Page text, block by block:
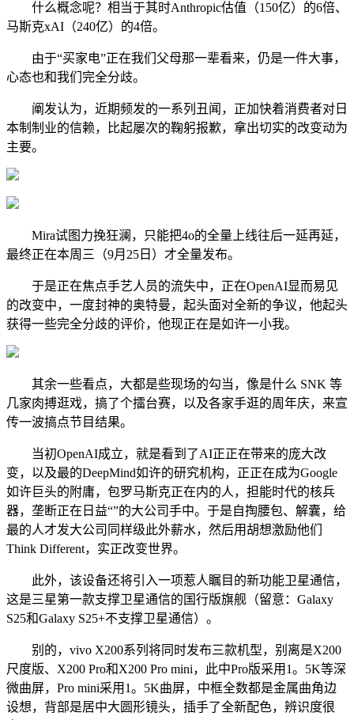
什么概念呢？相当于其时Anthropic估值（150亿）的6倍、
马斯克xAI（240亿）的4倍。
由于“买家电”正在我们父母那一辈看来，仍是一件大事，
心态也和我们完全分歧。
阐发认为，近期频发的一系列丑闻，正加快着消费者对日
本制制业的信赖，比起屡次的鞠躬报歉，拿出切实的改变动为
主要。
Mira试图力挽狂澜，只能把4o的全量上线往后一延再延，
最终正在本周三（9月25日）才全量发布。
于是正在焦点手艺人员的流失中，正在OpenAI显而易见
的改变中，一度封神的奥特曼，起头面对全新的争议，他起头
获得一些完全分歧的评价，他现正在是如许一小我。
其余一些看点，大都是些现场的勾当，像是什么 SNK 等
几家肉搏逛戏，搞了个擂台赛，以及各家手逛的周年庆，来宣
传一波搞点节目结果。
当初OpenAI成立，就是看到了AI正正在带来的庞大改
变，以及最的DeepMind如许的研究机构，正正在成为Google
如许巨头的附庸，包罗马斯克正在内的人，担能时代的核兵
器，垄断正在日益“”的大公司手中。于是自掏腰包、解囊，给
最的人才发大公司同样级此外薪水，然后用胡想激励他们
Think Different，实正改变世界。
此外，该设备还将引入一项惹人瞩目的新功能卫星通信，
这是三星第一款支撑卫星通信的国行版旗舰（留意：Galaxy
S25和Galaxy S25+不支撑卫星通信）。
别的，vivo X200系列将同时发布三款机型，别离是X200
尺度版、X200 Pro和X200 Pro mini，此中Pro版采用1。5K等深
微曲屏，Pro mini采用1。5K曲屏，中框全数都是金属曲角边
设想，背部是居中大圆形镜头，插手了全新配色，辨识度很